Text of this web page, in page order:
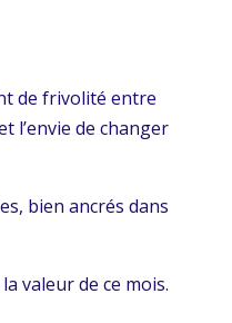
de frivolité entre
l’envie de changer
bien ancrés dans
valeur de ce mois.